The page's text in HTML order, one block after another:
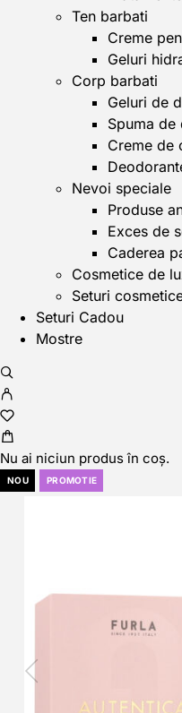
Ten barbati
Creme
Geluri
Corp barbati
Geluri de
Spuma de
Creme de
Nevoi speciale
Produse
Exces de
Caderea
Cosmetice de
Seturi
Seturi Cadou
Mostre
Nu ai niciun produs în coș.
NOU PROMOTIE